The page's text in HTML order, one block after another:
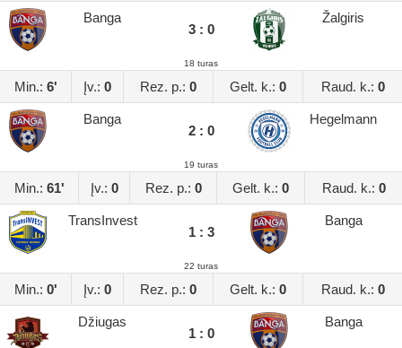
Banga
3 : 0
Žalgiris
18 turas
Min.: 6' Įv.: 0 Rez. p.: 0 Gelt. k.: 0 Raud. k.: 0
Banga
2 : 0
Hegelmann
19 turas
Min.: 61' Įv.: 0 Rez. p.: 0 Gelt. k.: 0 Raud. k.: 0
TransInvest
1 : 3
Banga
22 turas
Min.: 0' Įv.: 0 Rez. p.: 0 Gelt. k.: 0 Raud. k.: 0
Džiugas
1 : 0
Banga